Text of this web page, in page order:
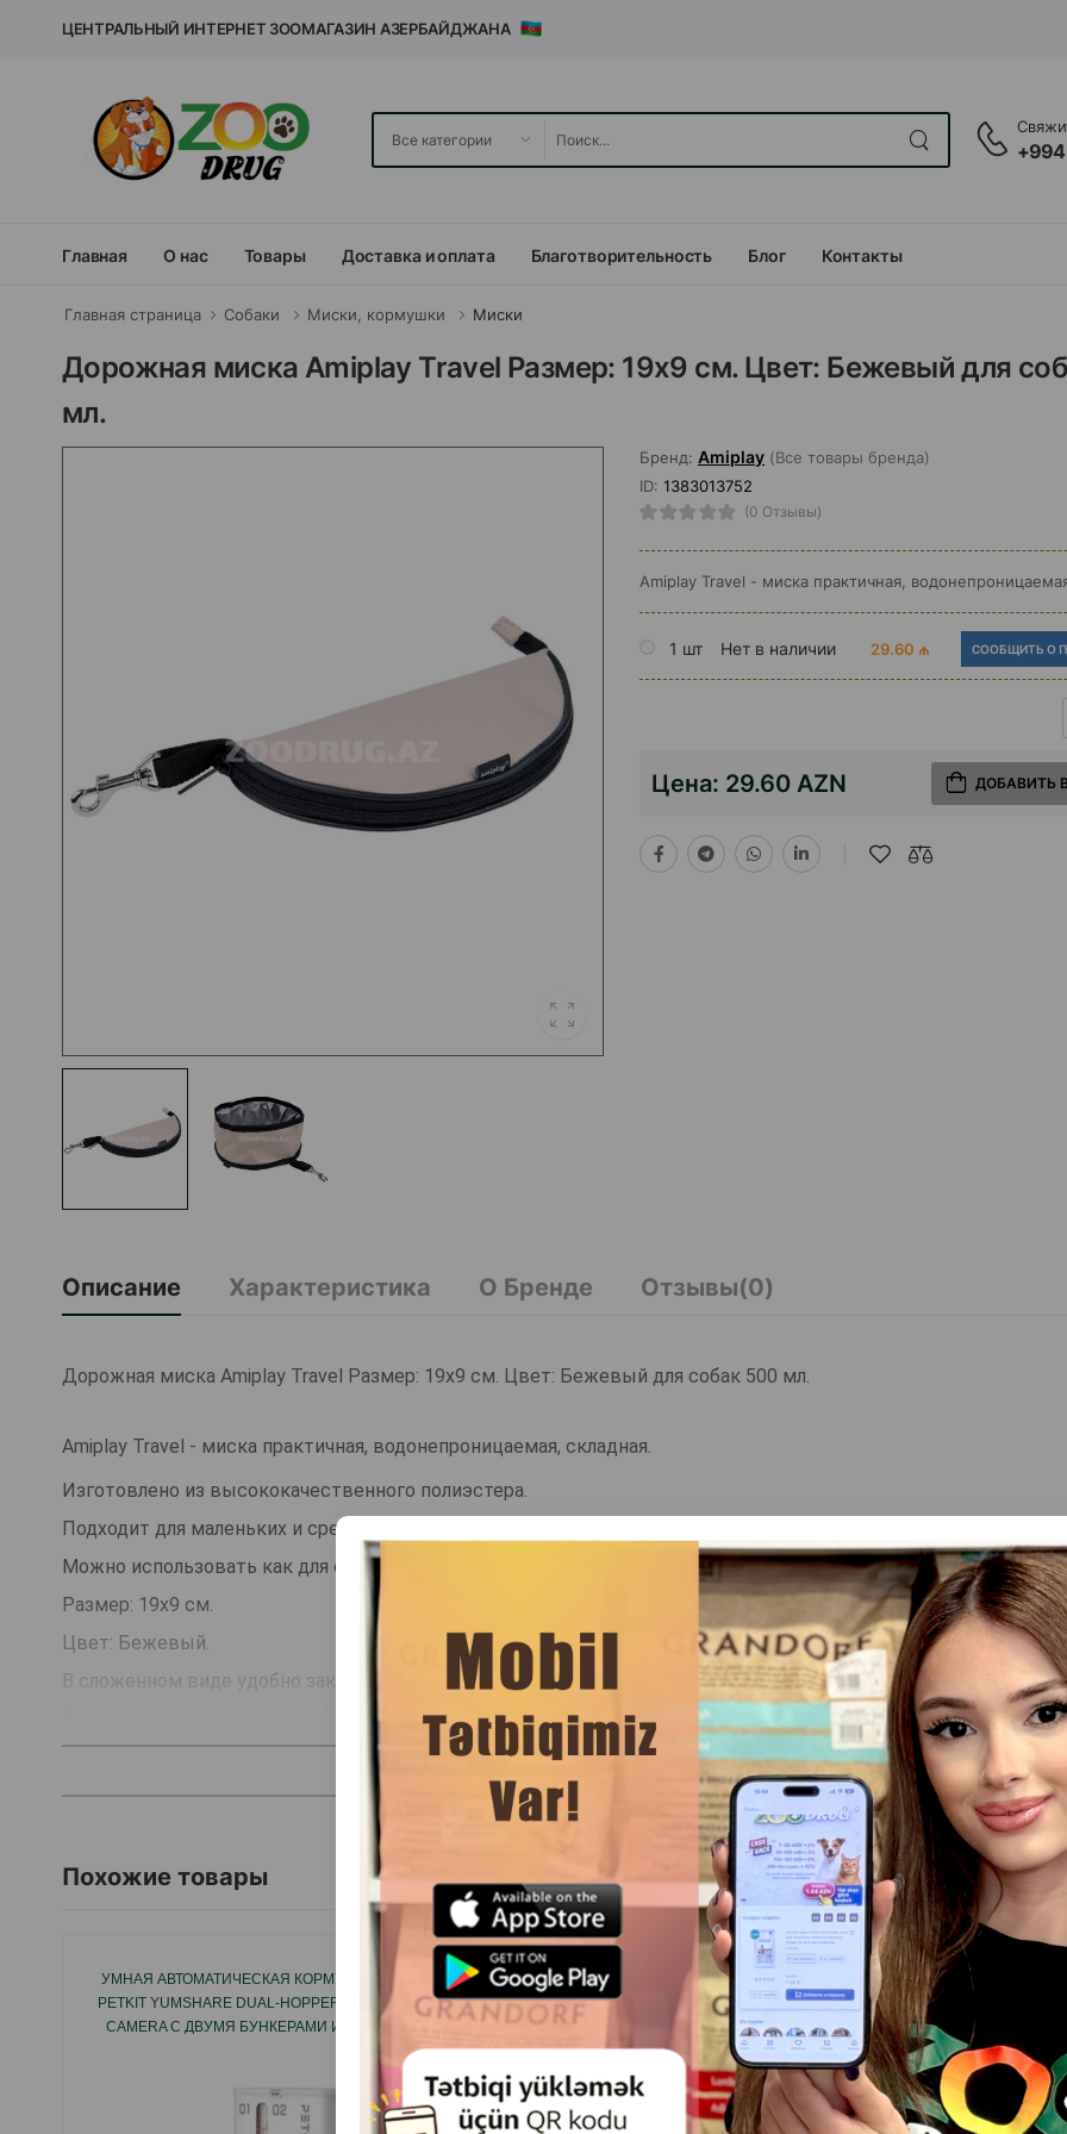
ЦЕНТРАЛЬНЫЙ ИНТЕРНЕТ ЗООМАГАЗИН АЗЕРБАЙДЖАНА
Главная О нас Товары Доставка и оплата Благотворительность Блог Контакты
Главная страница Собаки Миски, кормушки Миски
Дорожная миска Amiplay Travel Размер: 19х9 см. Цвет: Бежевый для
мл.
Бренд: Amiplay (Все товары бренда)
ID: 1383013752
(0 Отзывы)
Amiplay Travel - миска практичная,
1 шт Нет в наличии 29.60 ₼ СООБЩИТЬ О
Цена: 29.60 AZN ДОБАВИТЬ
Описание Характеристика О Бренде Отзывы(0)
Дорожная миска Amiplay Travel Размер: 19х9 см. Цвет: Бежевый для собак 500 мл.
Amiplay Travel - миска практичная, водонепроницаемая, складная.
Изготовлено из высококачественного полиэстера.
Подходит для маленьких и средних собак.
Можно использовать как для еды, так и для воды.
Размер: 19х9 см.
Цвет: Бежевый.
В сложенном виде удобно закрывается на молнию;
Есть петля на ремень с карабином.
Очень простая чистка, промойте под проточной водой.
Страна производитель: Польша.
Похожие товары
УМНАЯ АВТОМАТИЧЕСКАЯ КОРМУШКА
PETKIT YUMSHARE DUAL-HOPPER WITH
CAMERA С ДВУМЯ БУНКЕРАМИ И HD-
МИСКА TRIXIE 2471 ДЛЯ СОБАК И КОШЕК-
УДОБНАЯ И ПРАКТИЧНАЯ МИСКА,
ИДЕАЛЬНО ПОДХОДЯЩАЯ ДЛЯ КОРМА
ИЛИ ВОДЫ 0,25Л.
КЕРАМИЧЕСКАЯ МИСКА
НА ПОДСТАВКЕ ДЛЯ КОШЕК